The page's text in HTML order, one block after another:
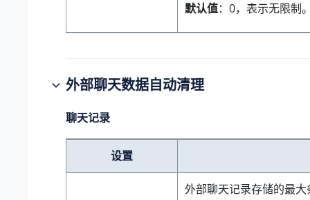
默认值：0，表示无限制
外部聊天数据自动清理
聊天记录
设置
外部聊天记录存储的最大